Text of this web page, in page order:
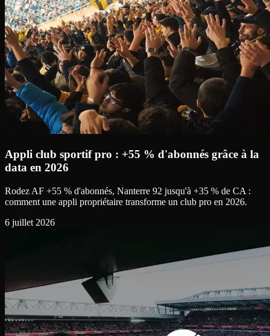
Appli club sportif pro : +55 % d'abonnés grâce à la
data en 2026
Rodez AF +55 % d'abonnés, Nanterre 92 jusqu'à +35 % de CA :
comment une appli propriétaire transforme un club pro en 2026.
6 juillet 2026